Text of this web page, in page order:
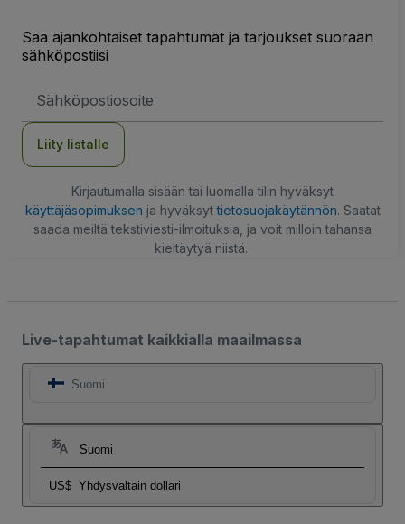
Saa ajankohtaiset tapahtumat ja tarjoukset suoraan
sähköpostiisi
Liity listalle
Kirjautumalla sisään tai luomalla tilin hyväksyt
käyttäjäsopimuksen ja hyväksyttietosuojakäytännön. Saatat
saada meiltä tekstiviesti-ilmoituksia, ja voit milloin tahansa
kieltäytyä niistä.
Live-tapahtumat kaikkialla maailmassa
Suomi
Suomi
US$ Yhdysvaltain dollari